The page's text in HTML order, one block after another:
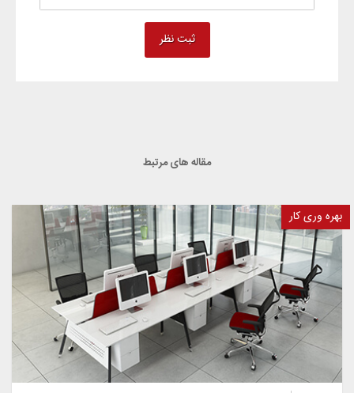
مقاله های مرتبط
بهره وری کار